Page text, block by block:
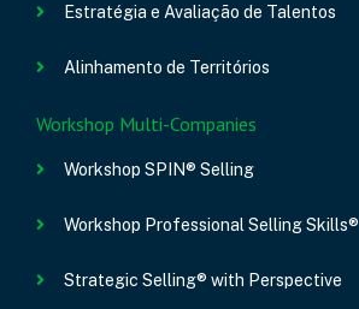
Estratégia e Avaliação de Talentos
Alinhamento de Territórios
Workshop Multi-Companies
Workshop SPIN® Selling
Workshop Professional Selling Skills®
Strategic Selling® with Perspective